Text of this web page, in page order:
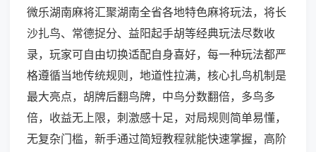
微乐湖南麻将汇聚湖南全省各地特色麻将玩法，将长
沙扎鸟、常德捉分、益阳起手胡等经典玩法尽数收
录，玩家可自由切换适配自身喜好，每一种玩法都严
格遵循当地传统规则，地道性拉满，核心扎鸟机制是
最大亮点，胡牌后翻鸟牌，中鸟分数翻倍，多鸟多
倍，收益无上限，刺激感十足，对局规则简单易懂，
无复杂门槛，新手通过简短教程就能快速掌握，高阶